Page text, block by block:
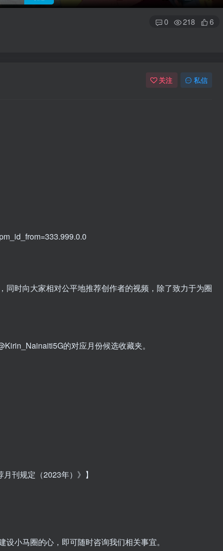
0 218 6
关注 私信
时向大家相对公平地推荐创作者的视频，除了致力于为圈
的对应月份候选收藏夹。
刊规定（2023年）》】
小马圈的心，即可随时咨询我们相关事宜。